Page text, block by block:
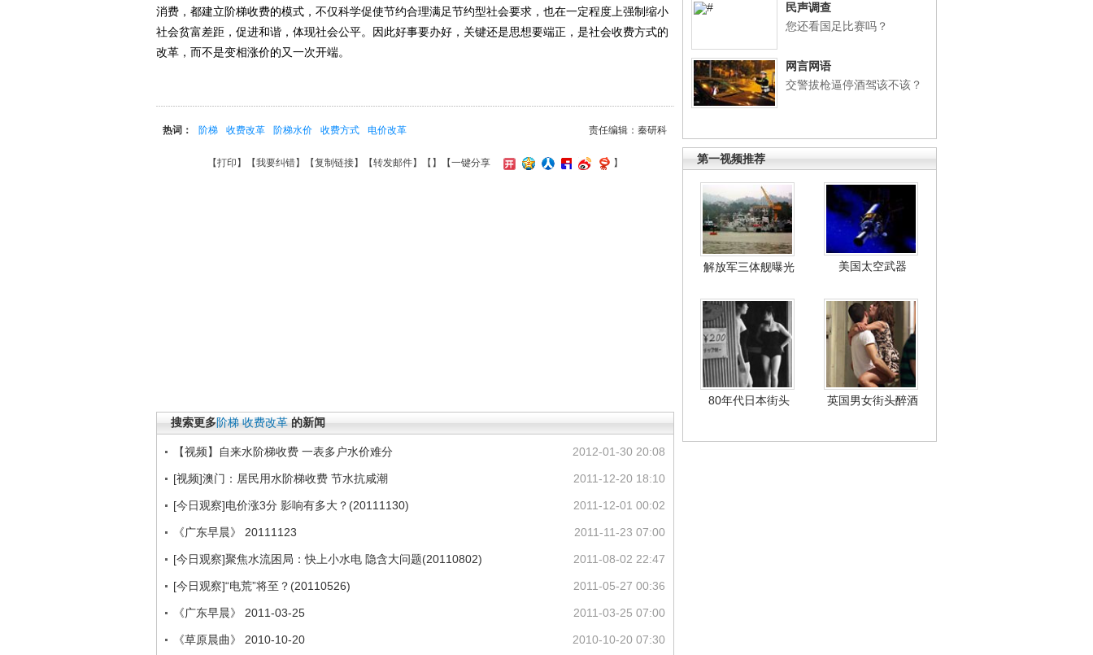
民声调查
您还看国足比赛吗？
网言网语
交警拔枪逼停酒驾该不该？
第一视频推荐
解放军三体舰曝光 美国太空武器
80年代日本街头 英国男女街头醉酒
消费，都建立阶梯收费的模式，不仅科学促使节约合理满足节约型社会要求，也在一定程度上强制缩小
社会贫富差距，促进和谐，体现社会公平。因此好事要办好，关键还是思想要端正，是社会收费方式的
改革，而不是变相涨价的又一次开端。
责任编辑：秦研科
热词： 阶梯 收费改革 阶梯水价 收费方式 电价改革
【打印 】【我要纠错】【复制链接】【转发邮件】【 】 【一键分享 】
搜索更多阶梯 收费改革 的新闻
2012-01-30 20:08
【视频】自来水阶梯收费 一表多户水价难分
2011-12-20 18:10
[视频]澳门：居民用水阶梯收费 节水抗咸潮
2011-12-01 00:02
[今日观察]电价涨3分 影响有多大？(20111130)
2011-11-23 07:00
《广东早晨》 20111123
2011-08-02 22:47
[今日观察]聚焦水流困局：快上小水电 隐含大问题(20110802)
2011-05-27 00:36
[今日观察]“电荒”将至？(20110526)
2011-03-25 07:00
《广东早晨》 2011-03-25
2010-10-20 07:30
《草原晨曲》 2010-10-20